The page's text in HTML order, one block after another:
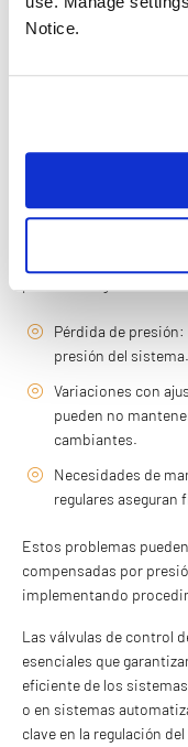
Notice.
Tolerancia a fugas
sistema, mientras que
DESAFÍOS
ABORDARLOS
Aunque las válvulas de
Pérdida de
presión del sistema.
Variaciones con
pueden no
cambiantes.
Necesidades de
regulares aseguran
Estos problemas
compensadas por
implementando
Las válvulas de control
esenciales que
eficiente de los
o en sistemas
clave en la regulación